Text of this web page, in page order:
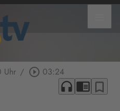
Uhr / play_circle_outline 03:24
headphones chrome_reader_mode bookmark_border